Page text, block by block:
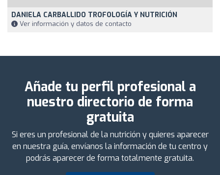
DANIELA CARBALLIDO TROFOLOGÍA Y NUTRICIÓN
Ver información y datos de contacto
Añade tu perfil profesional a
nuestro directorio de forma
gratuita
Si eres un profesional de la nutrición y quieres aparecer
en nuestra guía, envíanos la información de tu centro y
podrás aparecer de forma totalmente gratuita.